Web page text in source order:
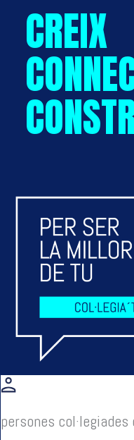
CREIX
persones